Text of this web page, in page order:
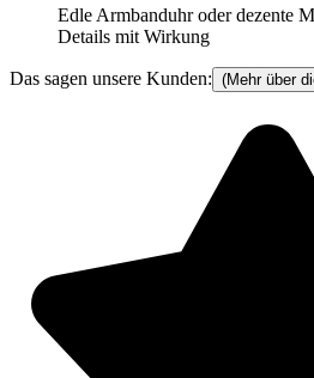
Edle Armbanduhr oder dezente
Details mit Wirkung
Das sagen unsere Kunden: (Mehr über